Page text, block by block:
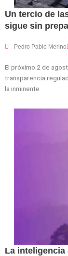
Un tercio de
sigue sin
Pedro Pablo Merino
El próximo 2 de
transparencia
la inminente
La